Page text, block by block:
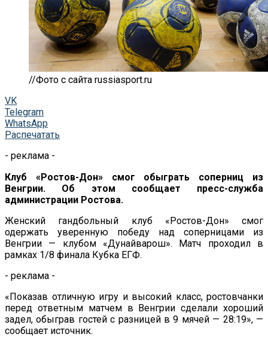
//Фото с сайта russiasport.ru
VK
Telegram
WhatsApp
Распечатать
- реклама -
Клуб «Ростов-Дон» смог обыграть соперниц из
Венгрии. Об этом сообщает пресс-служба
администрации Ростова.
Женский гандбольный клуб «Ростов-Дон» смог
одержать уверенную победу над соперницами из
Венгрии — клубом «Дунайварош». Матч проходил в
рамках 1/8 финала Кубка ЕГФ.
- реклама -
«Показав отличную игру и высокий класс, ростовчанки
перед ответным матчем в Венгрии сделали хороший
задел, обыграв гостей с разницей в 9 мячей — 28:19», —
сообщает источник.